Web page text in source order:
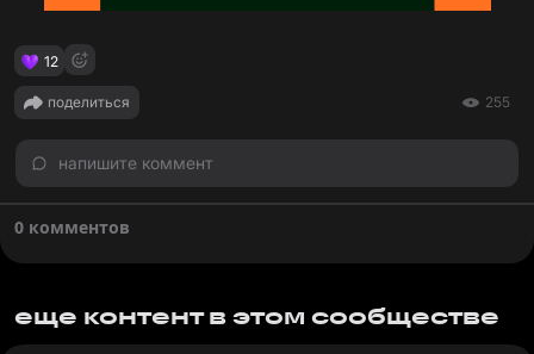
12
поделиться 255
напишите коммент
0 комментов
еще контент в этом сообществе